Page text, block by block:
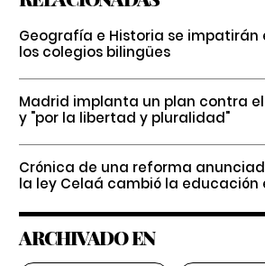
Geografía e Historia se impatirán
los colegios bilingües
Madrid implanta un plan contra
y "por la libertad y pluralidad"
Crónica de una reforma
la ley Celaá cambió la educación
ARCHIVADO EN